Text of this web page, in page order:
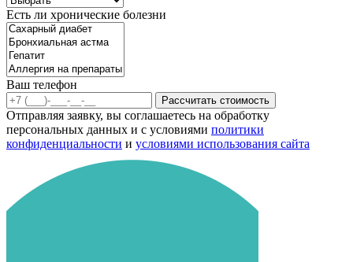
Есть ли хронические болезни
Ваш телефон
Рассчитать стоимость
Отправляя заявку, вы соглашаетесь на обработку
персональных данных и с условиями политики
конфиденциальности и условиями использования сайта